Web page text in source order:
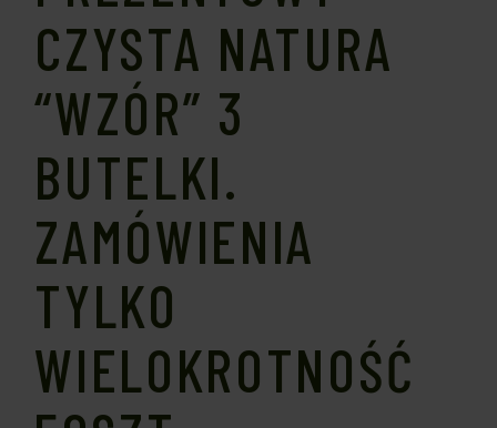
CZYSTA NATURA
“WZÓR” 3
BUTELKI.
ZAMÓWIENIA
TYLKO
WIELOKROTNOŚĆ